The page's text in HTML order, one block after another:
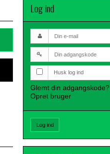
Log ind
Husk log ind
Glemt din adgangskode?
Opret bruger
Log ind